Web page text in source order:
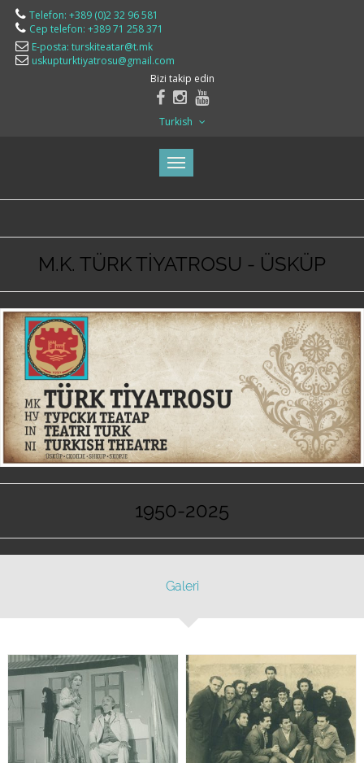
Telefon: +389 (0)2 32 96 581
Cep telefon: +389 71 258 371
E-posta: turskiteatar@t.mk
uskupturktiyatrosu@gmail.com
Bizi takip edin
Turkish
M.K. TÜRK TİYATROSU - ÜSKÜP
1950-2025
Galeri